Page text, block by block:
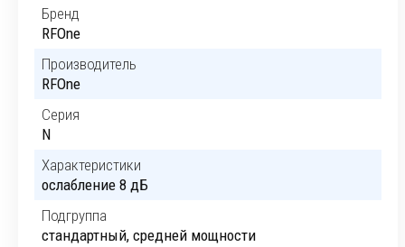
Бренд
RFOne
Производитель
RFOne
Серия
N
Характеристики
ослабление 8 дБ
Подгруппа
стандартный, средней мощности